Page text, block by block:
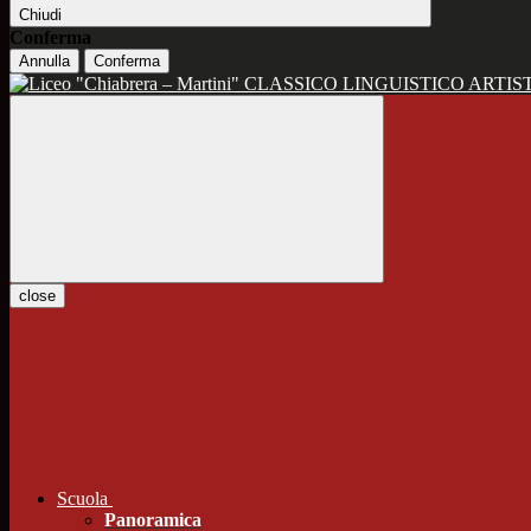
Chiudi
Conferma
Annulla Conferma
CLASSICO LINGUISTICO
close
Scuola
Panoramica